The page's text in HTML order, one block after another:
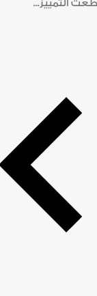
التمييز...